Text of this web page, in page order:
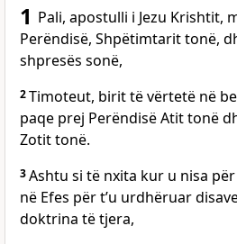
1 Pali, apostulli i Jezu Krishtit,
Perëndisë, Shpëtimtarit tonë,
shpresës sonë,
2Timoteut, birit të vërtetë në
paqe prej Perëndisë Atit tonë
Zotit tonë.
3Ashtu si të nxita kur u nisa
në Efes për t’u urdhëruar
doktrina të tjera,